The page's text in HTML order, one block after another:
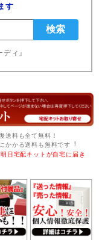
す
ィ』
送料も全て無料！
かかる送料も無料です︕
日宅配キットが自宅に届き